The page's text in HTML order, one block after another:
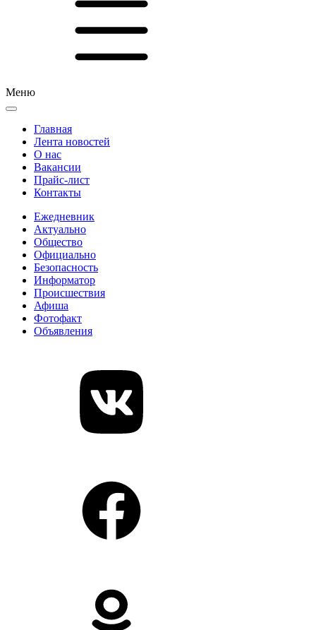
Меню
Главная
Лента новостей
О нас
Вакансии
Прайс-лист
Контакты
Ежедневник
Актуально
Общество
Официально
Безопасность
Информатор
Происшествия
Афиша
Фотофакт
Объявления